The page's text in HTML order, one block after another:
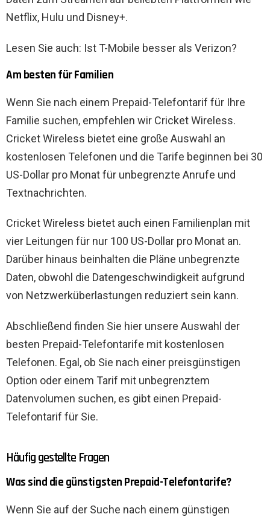
Netflix, Hulu und Disney+.
Lesen Sie auch: Ist T-Mobile besser als Verizon?
Am besten für Familien
Wenn Sie nach einem Prepaid-Telefontarif für Ihre
Familie suchen, empfehlen wir Cricket Wireless.
Cricket Wireless bietet eine große Auswahl an
kostenlosen Telefonen und die Tarife beginnen bei 30
US-Dollar pro Monat für unbegrenzte Anrufe und
Textnachrichten.
Cricket Wireless bietet auch einen Familienplan mit
vier Leitungen für nur 100 US-Dollar pro Monat an.
Darüber hinaus beinhalten die Pläne unbegrenzte
Daten, obwohl die Datengeschwindigkeit aufgrund
von Netzwerküberlastungen reduziert sein kann.
Abschließend finden Sie hier unsere Auswahl der
besten Prepaid-Telefontarife mit kostenlosen
Telefonen. Egal, ob Sie nach einer preisgünstigen
Option oder einem Tarif mit unbegrenztem
Datenvolumen suchen, es gibt einen Prepaid-
Telefontarif für Sie.
Häufig gestellte Fragen
Was sind die günstigsten Prepaid-Telefontarife?
Wenn Sie auf der Suche nach einem günstigen